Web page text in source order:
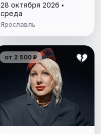
28 октября 2026 •
среда
Ярославль
от 2 500 ₽